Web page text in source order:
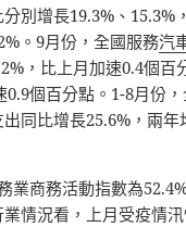
別增長19.3%、15.3%
。9月份，全國服務汽
，比上月加速0.4個百
0.9個百分點。1-8月份
同比增長25.6%，兩年
業商務活動指數為
情況看，上月受疫情